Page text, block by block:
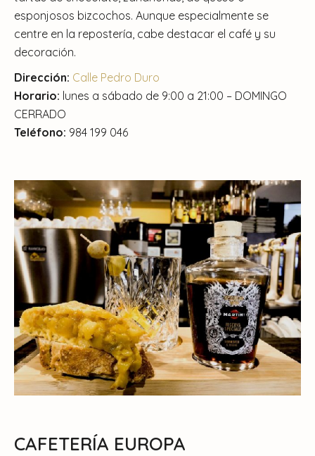
esponjosos bizcochos. Aunque especialmente se
centre en la repostería, cabe destacar el café y su
decoración.
Dirección: Calle Pedro Duro
Horario: lunes a sábado de 9:00 a 21:00 – DOMINGO
CERRADO
Teléfono: 984 199 046
CAFETERÍA EUROPA